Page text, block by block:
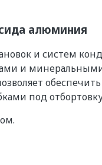
алюминия
и систем
и
под